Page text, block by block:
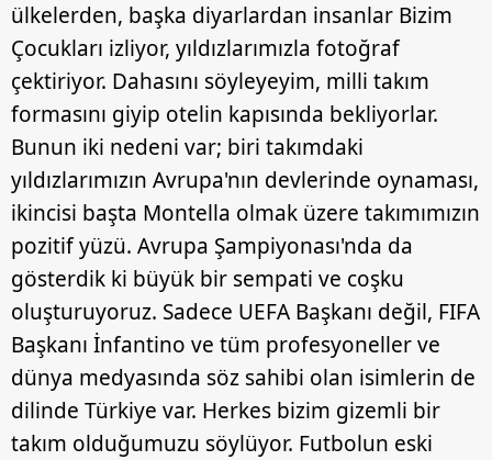
reklam/pazarlama faaliyetlerinin yapılması, amaçlarıyla
sınırlı olarak açık rızanız dahilinde kullanılacaktır.
Çerezlere ilişkin tercihlerinizi aşağıda yer alan panel
vasıtasıyla belirleyebilirsiniz. Çerezlere ilişkin detaylı bilgi
için Ayarlar butonuna tıklayabilir,Çerez Bilgilendirme
Metnimizi
ziyaret edebilirsiniz.
6698 sayılı Kişisel Verilerin Korunması Kanunu uyarınca
hazırlanmış Aydınlatma Metnimizi okumak ve sitemizde
ilgili mevzuata uygun olarak kullanılan çerezlerle ilgili bilgi
almak için lütfen
tıklayınız
ülkelerden, başka diyarlardan insanlar Bizim
Çocukları izliyor, yıldızlarımızla fotoğraf
çektiriyor. Dahasını söyleyeyim, milli takım
formasını giyip otelin kapısında bekliyorlar.
Bunun iki nedeni var; biri takımdaki
yıldızlarımızın Avrupa'nın devlerinde oynaması,
ikincisi başta Montella olmak üzere takımımızın
pozitif yüzü. Avrupa Şampiyonası'nda da
gösterdik ki büyük bir sempati ve coşku
oluşturuyoruz. Sadece UEFA Başkanı değil, FIFA
Başkanı İnfantino ve tüm profesyoneller ve
dünya medyasında söz sahibi olan isimlerin de
dilinde Türkiye var. Herkes bizim gizemli bir
takım olduğumuzu söylüyor. Futbolun eski